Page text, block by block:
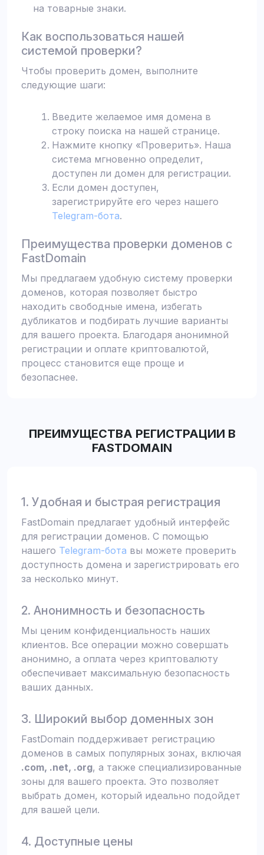
на товарные знаки.
Как воспользоваться нашей
системой проверки?
Чтобы проверить домен, выполните
следующие шаги:
Введите желаемое имя домена в
строку поиска на нашей странице.
Нажмите кнопку «Проверить». Наша
система мгновенно определит,
доступен ли домен для регистрации.
Если домен доступен,
зарегистрируйте его через нашего
Telegram-бота.
Преимущества проверки доменов с
FastDomain
Мы предлагаем удобную систему проверки
доменов, которая позволяет быстро
находить свободные имена, избегать
дубликатов и подбирать лучшие варианты
для вашего проекта. Благодаря анонимной
регистрации и оплате криптовалютой,
процесс становится еще проще и
безопаснее.
ПРЕИМУЩЕСТВА РЕГИСТРАЦИИ В
FASTDOMAIN
1. Удобная и быстрая регистрация
FastDomain предлагает удобный интерфейс
для регистрации доменов. С помощью
нашего Telegram-бота вы можете проверить
доступность домена и зарегистрировать его
за несколько минут.
2. Анонимность и безопасность
Мы ценим конфиденциальность наших
клиентов. Все операции можно совершать
анонимно, а оплата через криптовалюту
обеспечивает максимальную безопасность
ваших данных.
3. Широкий выбор доменных зон
FastDomain поддерживает регистрацию
доменов в самых популярных зонах, включая
.com, .net, .org, а также специализированные
зоны для вашего проекта. Это позволяет
выбрать домен, который идеально подойдет
для вашей цели.
4. Доступные цены